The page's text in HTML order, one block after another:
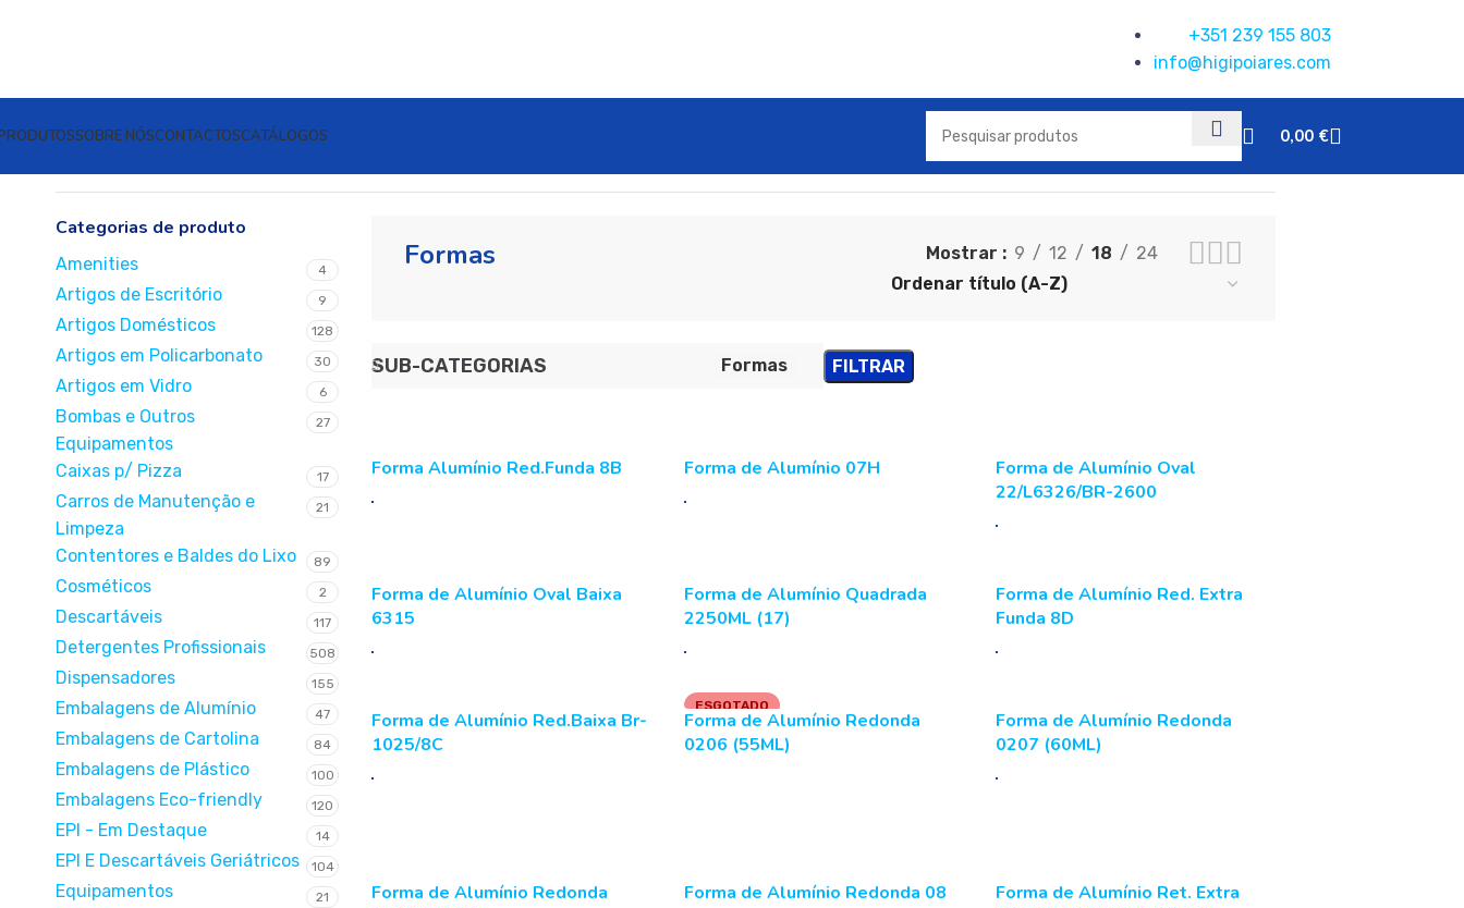
+351 239 155 803
info@higipoiares.com
SOBRE NÓSCONTACTOSCATÁLOGOS 0,00 €
Categorias de produto
Amenities 4
Artigos de Escritório 9
Artigos Domésticos 128
Artigos em Policarbonato 30
Artigos em Vidro 6
Bombas e Outros
Equipamentos
27
Caixas p/ Pizza 17
Carros de Manutenção e
Limpeza
21
Contentores e Baldes do Lixo 89
Cosméticos 2
Descartáveis 117
Detergentes Profissionais 508
Dispensadores 155
Embalagens de Alumínio 47
Embalagens de Cartolina 84
Embalagens de Plástico 100
Embalagens Eco-friendly 120
EPI - Em Destaque 14
EPI E Descartáveis Geriátricos 104
Equipamentos 21
Formas Mostrar 9 12 18 24
SUB-CATEGORIAS Formas FILTRAR
Forma Alumínio Red.Funda 8B Forma de Alumínio 07H
Forma de Alumínio Oval
22/L6326/BR-2600
Forma de Alumínio Oval Baixa
6315
Forma de Alumínio Quadrada
2250ML (17)
Forma de Alumínio Red. Extra
Funda 8D
Forma de Alumínio Red.Baixa Br-
1025/8C
ESGOTADO
Forma de Alumínio Redonda
0206 (55ML)
Forma de Alumínio Redonda
0207 (60ML)
Forma de Alumínio Redonda
Forma de Alumínio Redonda 08
Forma de Alumínio Ret. Extra